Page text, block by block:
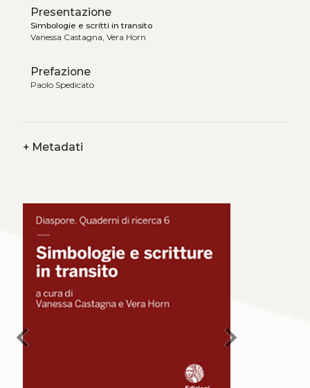
Presentazione
Simbologie e scritti in transito
Vanessa Castagna, Vera Horn
Prefazione
Paolo Spedicato
+Metadati
chevron_left chevron_right